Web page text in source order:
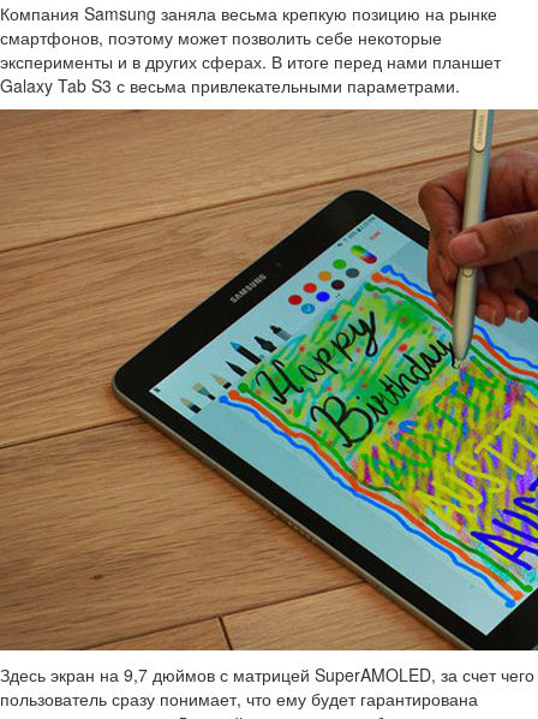
Компания Samsung заняла весьма крепкую позицию на рынке
смартфонов, поэтому может позволить себе некоторые
эксперименты и в других сферах. В итоге перед нами планшет
Galaxy Tab S3 с весьма привлекательными параметрами.
Здесь экран на 9,7 дюймов с матрицей SuperAMOLED, за счет чего
пользователь сразу понимает, что ему будет гарантирована